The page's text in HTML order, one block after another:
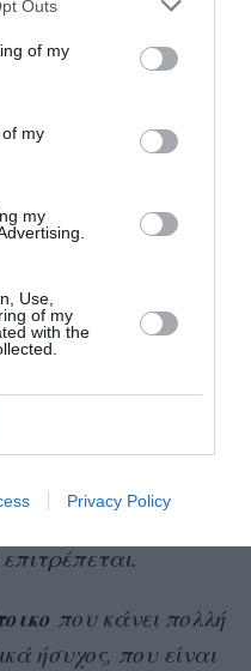
Outs
of my
my
my
Use,
of my
with the
Privacy Policy
λέει ότι
εμφανίζεται στο
υπάρχει μια
να δώσω στους
όσο το δυνατόν
και για πιο
ότι το παιδί
μάθημα και πιστεύει
ή μια
που κάνει πολλή
ήσυχος, που είναι